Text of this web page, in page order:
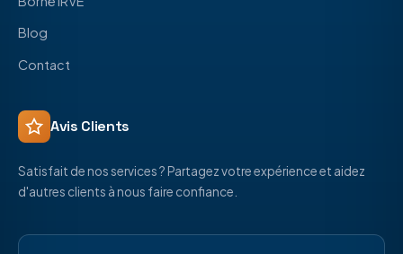
Blog
Contact
Avis Clients
Satisfait de nos services ? Partagez votre expérience et aidez
d'autres clients à nous faire confiance.